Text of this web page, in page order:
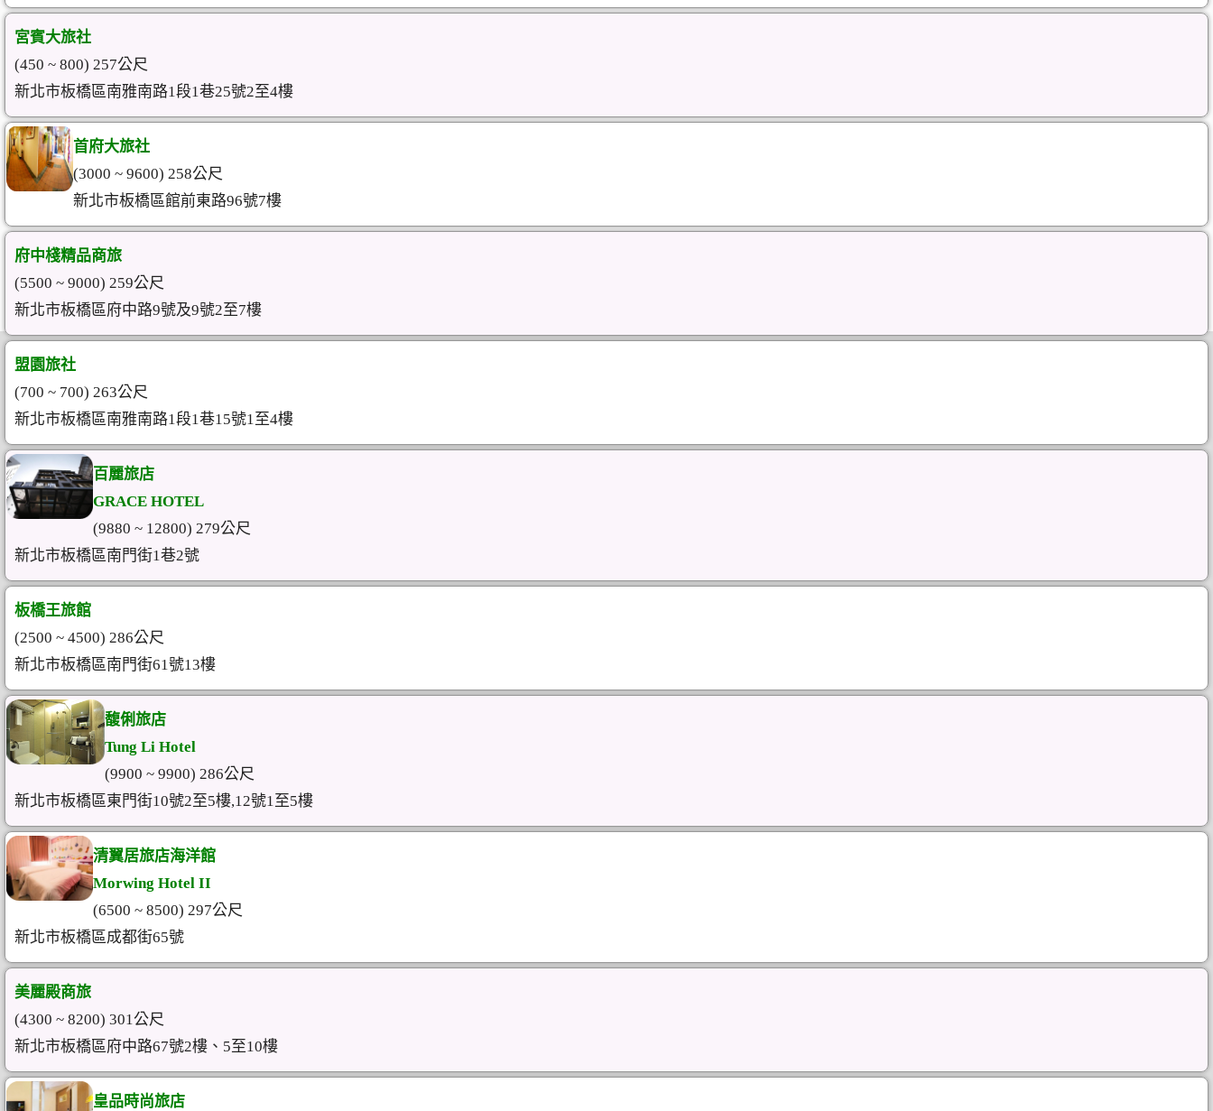
宮賓大旅社
(450 ~ 800) 257公尺
新北市板橋區南雅南路1段1巷25號2至4樓
首府大旅社
(3000 ~ 9600) 258公尺
新北市板橋區館前東路96號7樓
府中棧精品商旅
(5500 ~ 9000) 259公尺
新北市板橋區府中路9號及9號2至7樓
盟園旅社
(700 ~ 700) 263公尺
新北市板橋區南雅南路1段1巷15號1至4樓
百麗旅店
GRACE HOTEL
(9880 ~ 12800) 279公尺
新北市板橋區南門街1巷2號
板橋王旅館
(2500 ~ 4500) 286公尺
新北市板橋區南門街61號13樓
馥俐旅店
Tung Li Hotel
(9900 ~ 9900) 286公尺
新北市板橋區東門街10號2至5樓,12號1至5樓
清翼居旅店海洋館
Morwing Hotel II
(6500 ~ 8500) 297公尺
新北市板橋區成都街65號
美麗殿商旅
(4300 ~ 8200) 301公尺
新北市板橋區府中路67號2樓、5至10樓
皇品時尚旅店